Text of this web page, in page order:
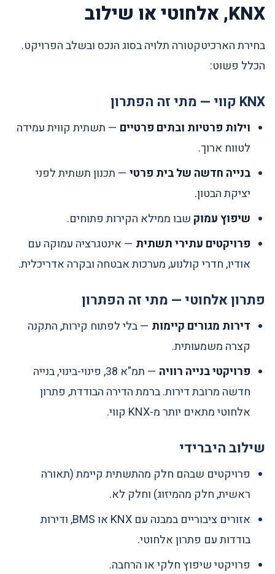
KNX, אלחוטי או שילוב
בחירת הארכיטקטורה תלויה בסוג הנכס ובשלב הפרויקט.
הכלל פשוט:
KNX קווי — מתי זה הפתרון
וילות פרטיות ובתים פרטיים — תשתית קווית עמידה
לטווח ארוך.
בנייה חדשה של בית פרטי — תכנון תשתית לפני
יציקת הבטון.
שיפוץ עמוק שבו ממילא הקירות פתוחים.
פרויקטים עתירי תשתית — אינטגרציה עמוקה עם
אודיו, חדרי קולנוע, מערכות אבטחה ובקרה אדריכלית.
פתרון אלחוטי — מתי זה הפתרון
דירות מגורים קיימות — בלי לפתוח קירות, התקנה
קצרה משמעותית.
פרויקטי בנייה רוויה
— תמ"א 38, פינוי-בינוי, בנייה
חדשה מרובת דירות. ברמת הדירה הבודדת, פתרון
אלחוטי מתאים יותר מ-KNX קווי.
שילוב היברידי
פרויקטים שבהם חלק מהתשתית קיימת (תאורה
ראשית, חלק מהמיזוג) וחלק לא.
אזורים ציבוריים במבנה עם KNX או BMS, ודירות
בודדות עם פתרון אלחוטי.
פרויקטי שיפוץ חלקי או הרחבה.